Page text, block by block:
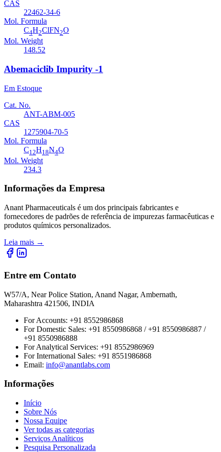
CAS
22462-34-6
Mol. Formula
C4H2ClFN2O
Mol. Weight
148.52
Abemaciclib Impurity -1
Em Estoque
Cat. No.
ANT-ABM-005
CAS
1275904-70-5
Mol. Formula
C12H18N4O
Mol. Weight
234.3
Informações da Empresa
Anant Pharmaceuticals é um dos principais fabricantes e
fornecedores de padrões de referência de impurezas farmacêuticas e
produtos químicos personalizados.
Leia mais →
Entre em Contato
W57/A, Near Police Station, Anand Nagar, Ambernath,
Maharashtra 421506, INDIA
For Accounts: +91 8552986868
For Domestic Sales: +91 8550986868 / +91 8550986887 /
+91 8550986888
For Analytical Services: +91 8552986969
For International Sales: +91 8551986868
Email: info@anantlabs.com
Informações
Início
Sobre Nós
Nossa Equipe
Ver todas as categorias
Serviços Analíticos
Pesquisa Personalizada